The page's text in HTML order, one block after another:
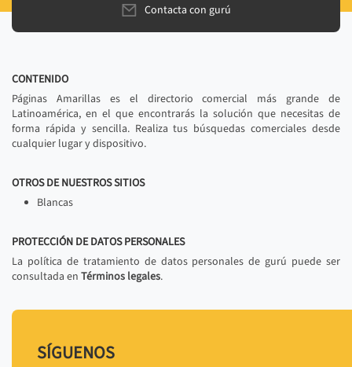
Contacta con gurú
CONTENIDO
Páginas Amarillas es el directorio comercial más grande de
Latinoamérica, en el que encontrarás la solución que necesitas de
forma rápida y sencilla. Realiza tus búsquedas comerciales desde
cualquier lugar y dispositivo.
OTROS DE NUESTROS SITIOS
Blancas
PROTECCIÓN DE DATOS PERSONALES
La política de tratamiento de datos personales de gurú puede ser
consultada en Términos legales.
SÍGUENOS